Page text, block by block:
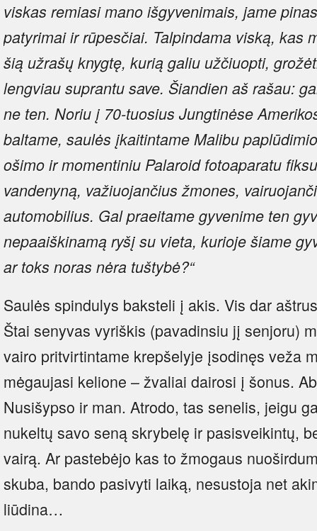
viskas remiasi mano išgyvenimais, jame
patyrimai ir rūpesčiai. Talpindama viską, kas
šią užrašų knygtę, kurią galiu užčiuopti,
lengviau suprantu save. Šiandien aš rašau:
ne ten. Noriu į 70-tuosius Jungtinėse
baltame, saulės įkaitintame Malibu
ošimo ir momentiniu Palaroid fotoaparatu
vandenyną, važiuojančius žmones,
automobilius. Gal praeitame gyvenime ten
nepaaiškinamą ryšį su vieta, kurioje šiame
ar toks noras nėra tuštybė?“
Saulės spindulys baksteli į akis. Vis dar
Štai senyvas vyriškis (pavadinsiu jį senjoru)
vairo pritvirtintame krepšelyje įsodinęs veža
mėgaujasi kelione – žvaliai dairosi į šonus.
Nusišypso ir man. Atrodo, tas senelis, jeigu
nukeltų savo seną skrybelę ir pasisveikintų,
vairą. Ar pastebėjo kas to žmogaus
skuba, bando pasivyti laiką, nesustoja net
liūdina…